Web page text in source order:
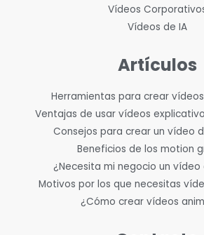
Vídeos
Vídeos de IA
Artículos
Herramientas para crear
Ventajas de usar vídeos
Consejos para crear un vídeo
Beneficios de los motion
¿Necesita mi negocio un
Motivos por los que necesitas
¿Cómo crear vídeos